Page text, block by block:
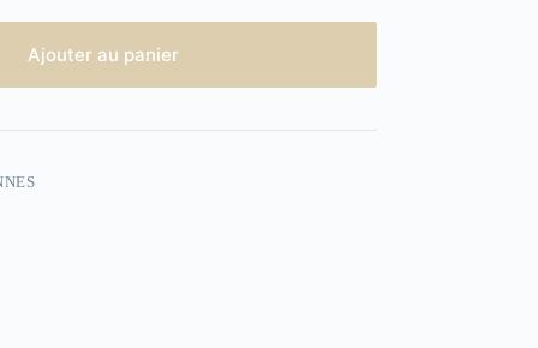
Ajouter au panier